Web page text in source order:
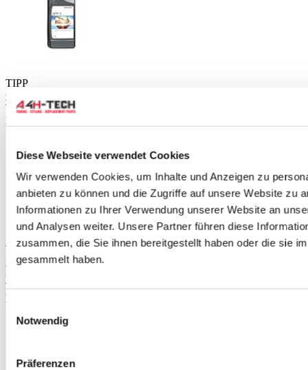
Diese Webseite verwendet Cookies
Wir verwenden Cookies, um Inhalte und Anzeigen zu
anbieten zu können und die Zugriffe auf unsere Website zu
Informationen zu Ihrer Verwendung unserer Website an
und Analysen weiter. Unsere Partner führen diese
zusammen, die Sie ihnen bereitgestellt haben oder die sie
gesammelt haben.
Notwendig
Präferenzen
TIPP
OEM Honda 1 liter Getriebe Öl MTF3 (universal Honda)
Teilenummer: MTF3
Du sparst
TIPP
MOTUL X-CESS 8100 5W40 vol Synthetischer Motoröl
(universal)
Teilenummer: MO-102870-5L
Du sparst